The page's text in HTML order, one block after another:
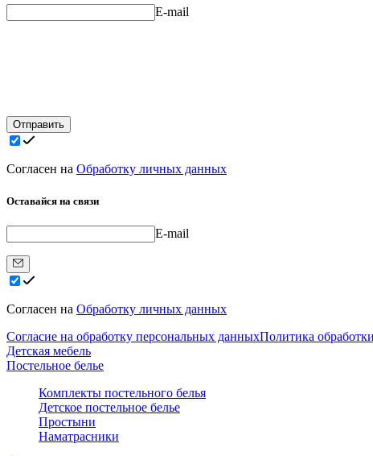
E-mail
Отправить
Согласен на Обработку личных данных
Оставайся на связи
E-mail
Согласен на Обработку личных данных
Согласие на обработку персональных данныхПолитика
Детская мебель
Постельное белье
Комплекты постельного белья
Детское постельное белье
Простыни
Наматрасники